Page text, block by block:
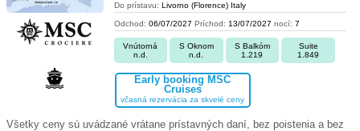
Do prístavu: Livorno (Florence) Italy
Odchod: 06/07/2027 Príchod: 13/07/2027 nocí: 7
Vnútorná
n.d.
S Oknom
n.d.
S Balkóm
1.219
Suite
1.849
Early booking MSC
Cruises
včasná rezervácia za skvelé ceny
Všetky ceny sú uvádzané vrátane prístavných daní, bez poistenia a bez